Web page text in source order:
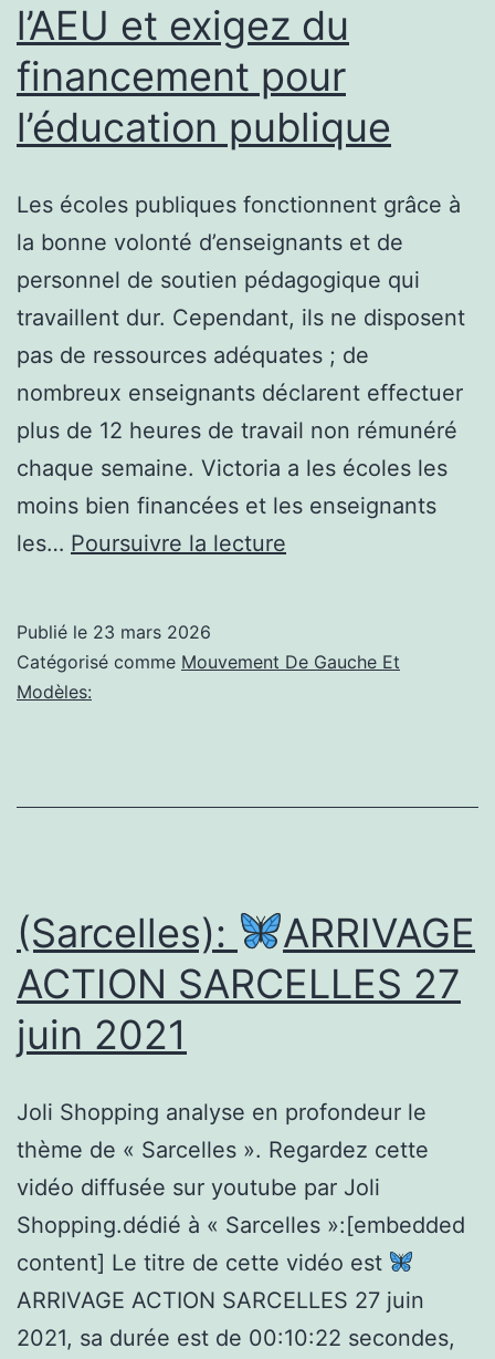
l’AEU et exigez du
financement pour
l’éducation publique
Les écoles publiques fonctionnent grâce à
la bonne volonté d’enseignants et de
personnel de soutien pédagogique qui
travaillent dur. Cependant, ils ne disposent
pas de ressources adéquates ; de
nombreux enseignants déclarent effectuer
plus de 12 heures de travail non rémunéré
chaque semaine. Victoria a les écoles les
moins bien financées et les enseignants
les… Poursuivre la lecture
la
et
financement
pour
l’éducation
Publié le 23 mars 2026
Catégorisé comme Mouvement De Gauche Et
Modèles:
(Sarcelles):
ARRIVAGE
ACTION SARCELLES 27
juin 2021
Joli Shopping analyse en profondeur le
thème de « Sarcelles ». Regardez cette
vidéo diffusée sur youtube par Joli
Shopping.dédié à « Sarcelles »:[embedded
content] Le titre de cette vidéo est
ARRIVAGE ACTION SARCELLES 27 juin
2021, sa durée est de 00:10:22 secondes,